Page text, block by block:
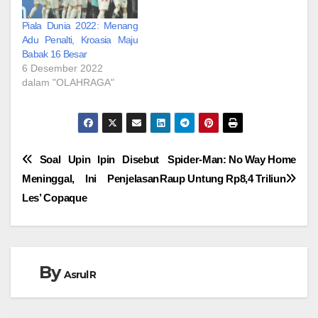
Piala Dunia 2022: Menang
Adu Penalti, Kroasia Maju
Babak 16 Besar
6 Desember 2022
dalam "OLAHRAGA"
Navigasi
pos
Spider-Man: No Way Home
Raup Untung Rp8,4 Triliun
Soal Upin Ipin Disebut
Meninggal, Ini Penjelasan
Les’ Copaque
ByAsrul R